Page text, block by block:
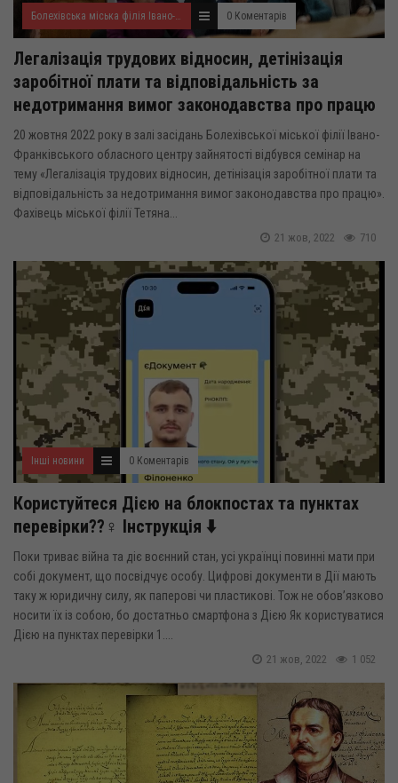
Болехівська міська філія Івано-Франківського ОЦЗ 0 Коментарів
Легалізація трудових відносин, детінізація
заробітної плати та відповідальність за
недотримання вимог законодавства про працю
20 жовтня 2022 року в залі засідань Болехівської міської філії Івано-
Франківського обласного центру зайнятості відбувся семінар на
тему «Легалізація трудових відносин, детінізація заробітної плати та
відповідальність за недотримання вимог законодавства про працю».
Фахівець міської філії Тетяна...
710
21 жов, 2022
Інші новини 0 Коментарів
Користуйтеся Дією на блокпостах та пунктах
перевірки??‍♀️ Інструкція ⬇️
Поки триває війна та діє воєнний стан, усі українці повинні мати при
собі документ, що посвідчує особу. Цифрові документи в Дії мають
таку ж юридичну силу, як паперові чи пластикові. Тож не обовʼязково
носити їх із собою, бо достатньо смартфона з Дією Як користуватися
Дією на пунктах перевірки 1....
1 052
21 жов, 2022